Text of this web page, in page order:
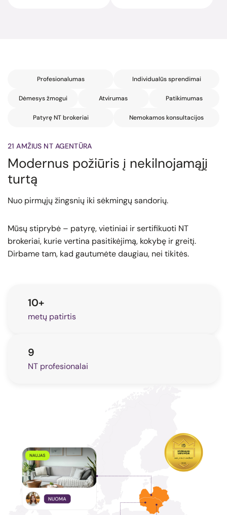
Profesionalumas Individualūs sprendimai
Dėmesys žmogui Atvirumas Patikimumas
Patyrę NT brokeriai Nemokamos konsultacijos
21 AMŽIUS NT AGENTŪRA
Modernus požiūris į nekilnojamąjį
turtą
Nuo pirmųjų žingsnių iki sėkmingų sandorių.
Mūsų stiprybė – patyrę, vietiniai ir sertifikuoti NT
brokeriai, kurie vertina pasitikėjimą, kokybę ir greitį.
Dirbame tam, kad gautumėte daugiau, nei tikitės.
10+
metų patirtis
9
NT profesionalai